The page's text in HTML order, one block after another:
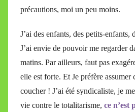
précautions, moi un peu moins.
J’ai des enfants, des petits-enfants,
J’ai envie de pouvoir me regarder
matins. Par ailleurs, faut pas
elle est forte. Et Je préfère assumer
coucher ! J’ai été syndicaliste, je
vie contre le totalitarisme, ce n’est